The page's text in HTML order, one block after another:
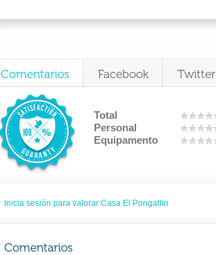
Comentarios Facebook Twitter
Total
Personal
Equipamento
Inicia sesión para valorar Casa El Pongallin
Comentarios